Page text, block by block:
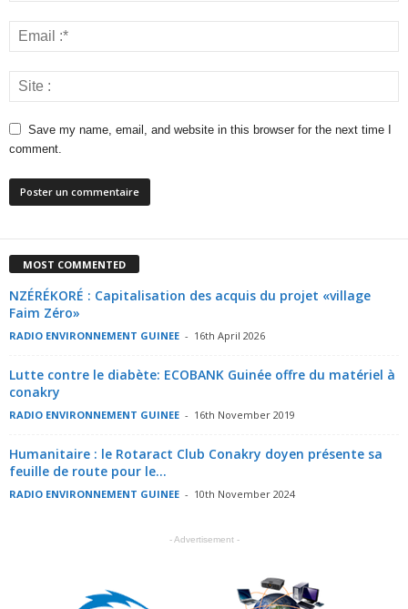
Save my name, email, and website in this browser for the next time I
comment.
MOST COMMENTED
NZÉRÉKORÉ : Capitalisation des acquis du projet «village
Faim Zéro»
RADIO ENVIRONNEMENT GUINEE - 16th April 2026
Lutte contre le diabète: ECOBANK Guinée offre du matériel à
conakry
RADIO ENVIRONNEMENT GUINEE - 16th November 2019
Humanitaire : le Rotaract Club Conakry doyen présente sa
feuille de route pour le...
RADIO ENVIRONNEMENT GUINEE - 10th November 2024
- Advertisement -